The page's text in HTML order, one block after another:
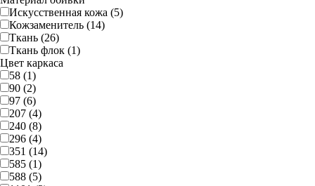
Искусственная кожа (5)
Кожзаменитель (14)
Ткань (26)
Ткань флок (1)
Цвет каркаса
58 (1)
90 (2)
97 (6)
207 (4)
240 (8)
296 (4)
351 (14)
585 (1)
588 (5)